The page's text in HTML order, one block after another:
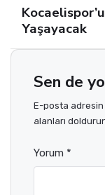
Yaşayacak
Sen de
E-posta adresin
alanları
Yorum *